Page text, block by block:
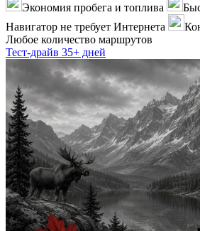
Экономия пробега и топлива
Навигатор не требует Интернета
Любое количество маршрутов
Тест-драйв 35+ дней